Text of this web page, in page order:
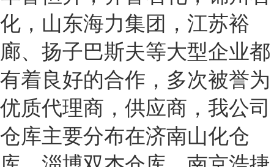
化，山东海力集团，江苏裕
廊、扬子巴斯夫等大型企业都
有着良好的合作，多次被誉为
优质代理商，供应商，我公司
仓库主要分布在济南山化仓